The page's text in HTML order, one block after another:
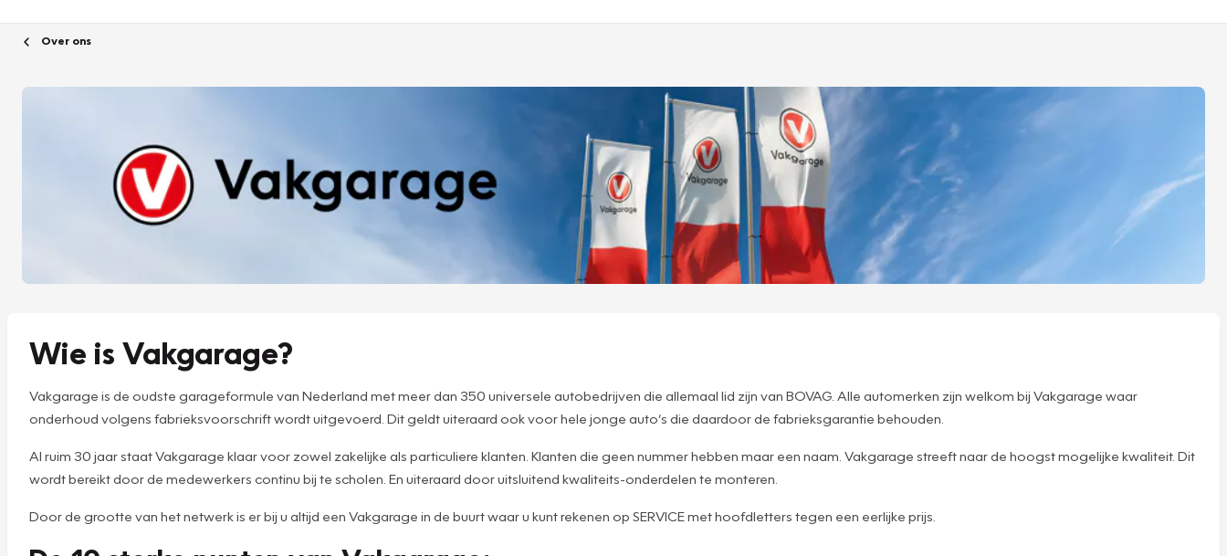
Over ons
Wie is Vakgarage?
Vakgarage is de oudste garageformule van Nederland met meer dan 350 universele autobedrijven die allemaal lid zijn van BOVAG. Alle automerken zijn welkom bij Vakgarage waar
onderhoud volgens fabrieksvoorschrift wordt uitgevoerd. Dit geldt uiteraard ook voor hele jonge auto’s die daardoor de fabrieksgarantie behouden.
Al ruim 30 jaar staat Vakgarage klaar voor zowel zakelijke als particuliere klanten. Klanten die geen nummer hebben maar een naam. Vakgarage streeft naar de hoogst mogelijke kwaliteit. Dit
wordt bereikt door de medewerkers continu bij te scholen. En uiteraard door uitsluitend kwaliteits-onderdelen te monteren.
Door de grootte van het netwerk is er bij u altijd een Vakgarage in de buurt waar u kunt rekenen op SERVICE met hoofdletters tegen een eerlijke prijs.